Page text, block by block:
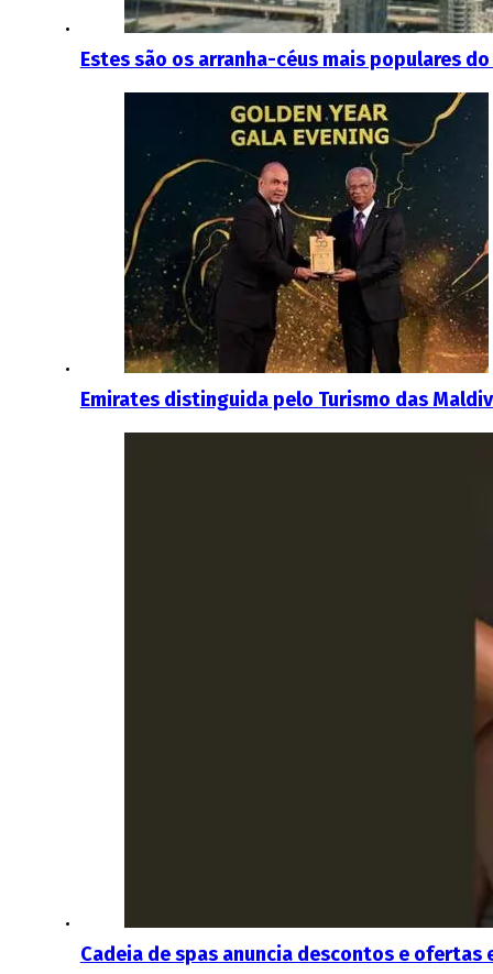
Estes são os arranha-céus mais populares
Emirates distinguida pelo Turismo das
Cadeia de spas anuncia descontos e ofertas